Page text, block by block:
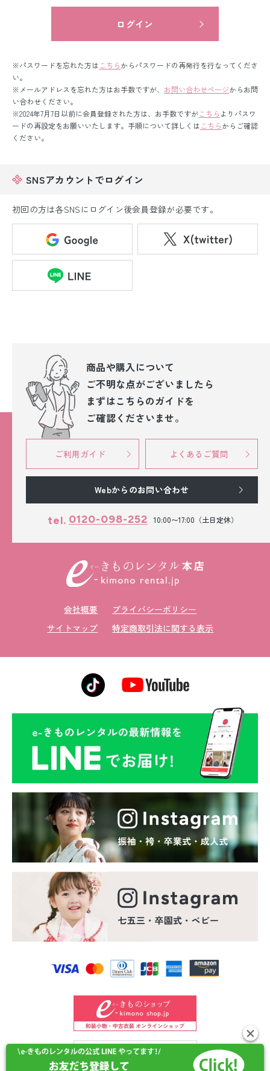
色打掛&紋付袴レンタル
白無垢&紋付袴レンタル
引き振袖レンタル
ログイン
※パスワードを忘れた方は こちらからパスワードの再発行を行なってくださ
い。
※メールアドレスを忘れた方はお手数ですが、 お問い合わせページからお問
い合わせください。
※2024年7月7日以前に会員登録された方は、お手数ですがこちら よりパスワ
ードの再設定をお願いいたします。手順について詳しくは こちらからご確認
ください。
SNSアカウントでログイン
初回の方は各SNSにログイン後会員登録が必要です。
商品や購入について
ご不明な点がございましたら
まずはこちらのガイドを
ご確認くださいませ。
ご利用ガイド よくあるご質問
Webからのお問い合わせ
tel. 0120-098-252 10:00〜17:00（土日定休）
会社概要
プライバシーポリシー
サイトマップ
特定商取引法に関する表示